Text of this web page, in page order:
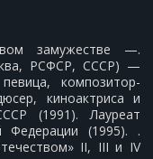
замужестве —.
РСФСР, СССР) —
композитор-
киноактриса и
(1991). Лауреат
Федерации (1995). .
II, III и IV